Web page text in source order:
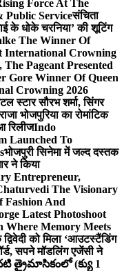
Force At The
Public Serviceसंचिता
के धोके चरनिया’ की शूटिंग
The Winner Of
International Crowning
Pageant Presented
Gore Winner Of Queen
Crowning 2026
स्टार सौरभ शर्मा, सिंगर
भोजपुरिया का रोमांटिक
रिलीजIndo
Launched To
भोजपुरी सिनेमा में जल्द दस्तक
ने किया
Entrepreneur,
The Visionary
Fashion And
Latest Photoshoot
Where Memory Meets
को मिला ‘आउटस्टैंडिंग
सपने मॉडलिंग एजेंसी ने
త్రైమాసికంలో (క్యు 1